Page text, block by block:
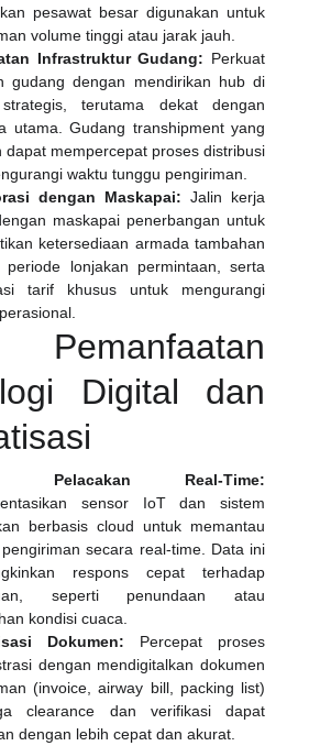
pesawat besar digunakan untuk
volume tinggi atau jarak jauh.
Infrastruktur Gudang: Perkuat
gudang dengan mendirikan hub di
terutama dekat dengan
utama. Gudang transhipment yang
dapat mempercepat proses distribusi
waktu tunggu pengiriman.
dengan Maskapai: Jalin kerja
maskapai penerbangan untuk
ketersediaan armada tambahan
periode lonjakan permintaan, serta
tarif khusus untuk mengurangi
Digital dan
Pelacakan Real-Time:
sensor IoT dan sistem
berbasis cloud untuk memantau
secara real-time. Data ini
respons cepat terhadap
seperti penundaan atau
kondisi cuaca.
Dokumen: Percepat proses
dengan mendigitalkan dokumen
(invoice, airway bill, packing list)
clearance dan verifikasi dapat
dengan lebih cepat dan akurat.